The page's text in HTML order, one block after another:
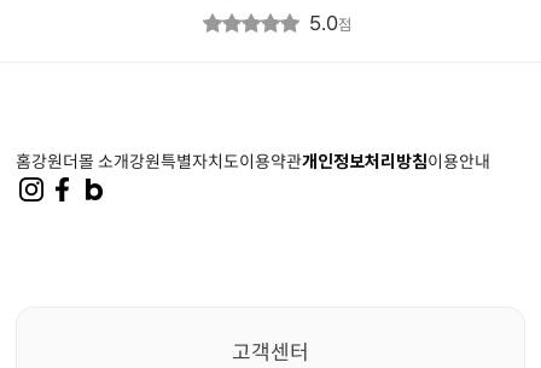
5.0점
홈강원더몰 소개강원특별자치도이용약관개인정보처리방침이용안내
고객센터